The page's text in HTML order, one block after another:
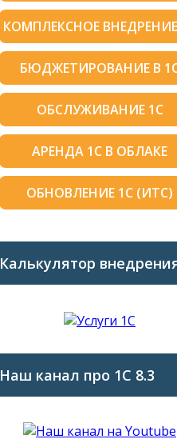
КОМПЛЕКСНОЕ
БЮДЖЕТИРОВАНИЕ В
ОБСЛУЖИВАНИЕ 1С
АРЕНДА 1С В ОБЛАКЕ
ОБНОВЛЕНИЕ 1С (ИТС)
Калькулятор
Наш канал про 1С 8.3